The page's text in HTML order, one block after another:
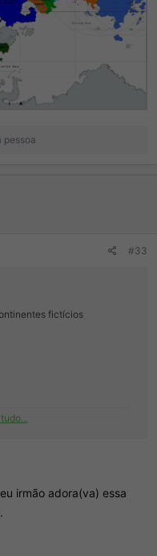
pessoa
#33
fictícios
irmão adora(va) essa